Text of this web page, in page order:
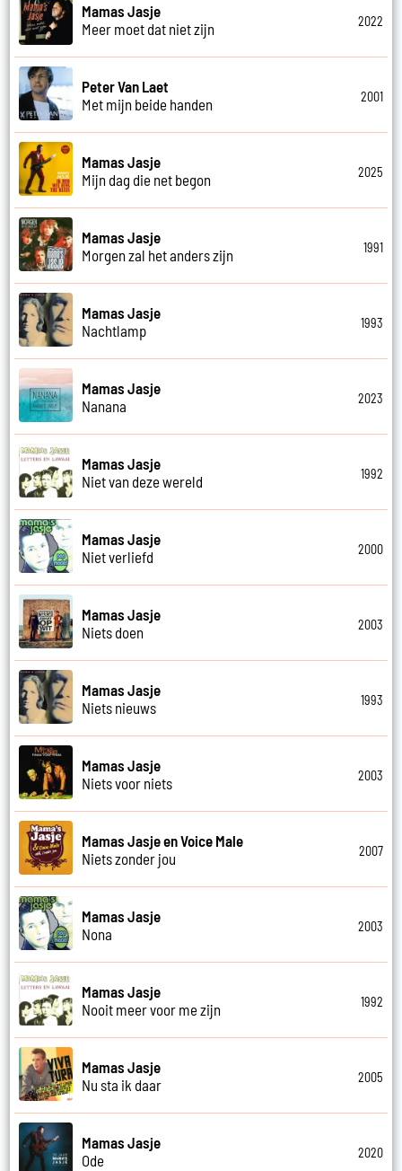
Mamas Jasje
Meer moet dat niet zijn
2022
Peter Van Laet
Met mijn beide handen
2001
Mamas Jasje
Mijn dag die net begon
2025
Mamas Jasje
Morgen zal het anders zijn
1991
Mamas Jasje
Nachtlamp
1993
Mamas Jasje
Nanana
2023
Mamas Jasje
Niet van deze wereld
1992
Mamas Jasje
Niet verliefd
2000
Mamas Jasje
Niets doen
2003
Mamas Jasje
Niets nieuws
1993
Mamas Jasje
Niets voor niets
2003
Mamas Jasje en Voice Male
Niets zonder jou
2007
Mamas Jasje
Nona
2003
Mamas Jasje
Nooit meer voor me zijn
1992
Mamas Jasje
Nu sta ik daar
2005
Mamas Jasje
Ode
2020